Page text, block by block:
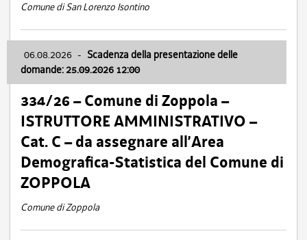
Comune di San Lorenzo Isontino
06.08.2026 - Scadenza della presentazione delle
domande: 25.09.2026 12:00
334/26 – Comune di Zoppola –
ISTRUTTORE AMMINISTRATIVO –
Cat. C – da assegnare all’Area
Demografica-Statistica del Comune di
ZOPPOLA
Comune di Zoppola